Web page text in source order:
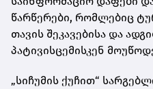
წარწერები, რომლებიც
თავის შეკავებისა და
პატივისცემისკენ
„სიჩუმის ქუჩით“